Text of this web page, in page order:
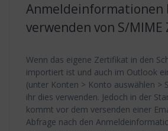
Anmeldeinformationen
verwenden von S/
Wenn das eigene Zertifikat in den
importiert ist und auch im Outlook
(unter Konten > Konto auswählen >
ihr dies verwenden. Jedoch in der
kommt vor dem versenden einer
Abfrage nach den